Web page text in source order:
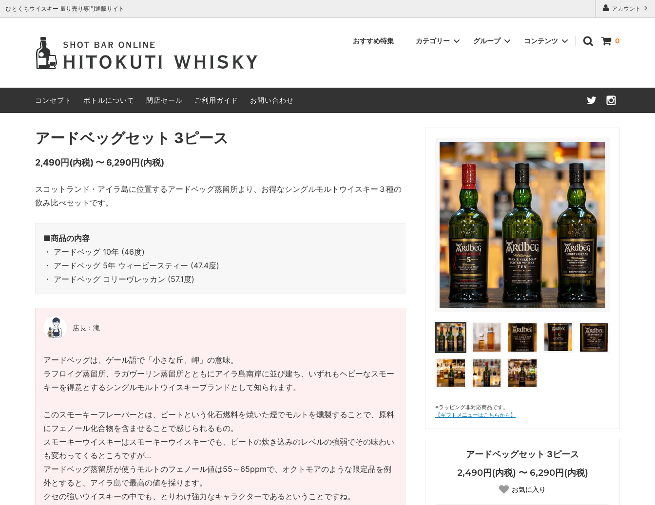
アカウント
ひとくちウイスキー 量り売り専門通販サイト
0
おすすめ特集 カテゴリー
その他の酒類 スペシャルセットメニュー #なぞときモルト 【期間限定】
グループ コンテンツ
コンセプト ボトルについて 閉店セール ご利用ガイド お問い合わせ
※ラッピング非対応商品です。
【ギフトメニューはこちらから】
アードベッグセット 3ピース
2,490円(内税) 〜 6,290円(内税)
お気に入り
アードベッグセット 3ピース
2,490円(内税) 〜 6,290円(内税)
スコットランド・アイラ島に位置するアードベッグ蒸留所より、お得なシングルモルトウイスキー３種の
飲み比べセットです。
■商品の内容
・ アードベッグ 10年 (46度)
・ アードベッグ 5年 ウィービースティー (47.4度)
・ アードベッグ コリーヴレッカン (57.1度)
店長：滝
アードベッグは、ゲール語で「小さな丘、岬」の意味。
ラフ ロイグ蒸留所、ラガヴーリン蒸留所とともにアイラ島南岸に並び建ち、いずれもヘビーなスモー
キーを得意とするシングルモルトウイスキーブランドとして知られます。
このスモーキーフレーバーとは、ピートという化石燃料を焼いた煙でモルトを燻製することで、原料
にフェノール化合物を含ませることで感じられるもの。
スモーキーウイスキーはスモーキーウイスキーでも、ピートの炊き込みのレベルの強弱でその味わい
も変わってくるところですが…
アードベッグ蒸留所が使うモルトのフェノール値は55～65ppmで、オクト モアのような限定品を例
外とすると、アイラ島で最高の値を採ります。
クセの強いウイスキーの中でも、とりわけ強力なキャラクターであるということですね。